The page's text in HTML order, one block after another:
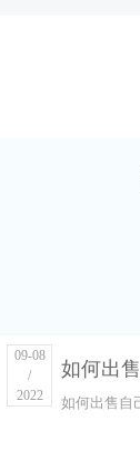
09-08
/
2022
如何出
如何出售自